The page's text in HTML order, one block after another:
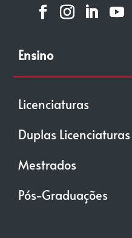
Ensino
Licenciaturas
Duplas Licenciaturas
Mestrados
Pós-Graduações